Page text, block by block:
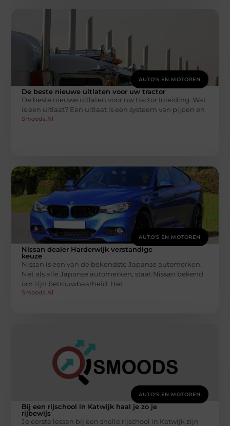
AUTO'S EN MOTOREN
De beste nieuwe uitlaten voor uw tractor
De beste nieuwe uitlaten voor uw tractor Inleiding: Wat
is een uitlaat? Een uitlaat is een systeem van pijpen en
Smoods.nl
AUTO'S EN MOTOREN
Nissan dealer Harderwijk verstandige
keuze
Nissan is een van de bekendste Japanse automerken.
Net als alle Japanse automerken, staat Nissan bekend
om zijn betrouwbaarheid. Het
Smoods.nl
AUTO'S EN MOTOREN
Bij een rijschool in Katwijk haal je zo je
rijbewijs
Je eerste lessen bij een snelle rijschool in Katwijk zijn